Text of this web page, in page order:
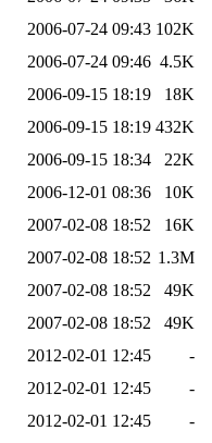
2006-07-24 09:43 102K
2006-07-24 09:46 4.5K
2006-09-15 18:19
18K
2006-09-15 18:19 432K
2006-09-15 18:34
22K
2006-12-01 08:36
10K
2007-02-08 18:52
16K
2007-02-08 18:52 1.3M
2007-02-08 18:52
49K
2007-02-08 18:52
49K
2012-02-01 12:45
-
2012-02-01 12:45
-
2012-02-01 12:45 -